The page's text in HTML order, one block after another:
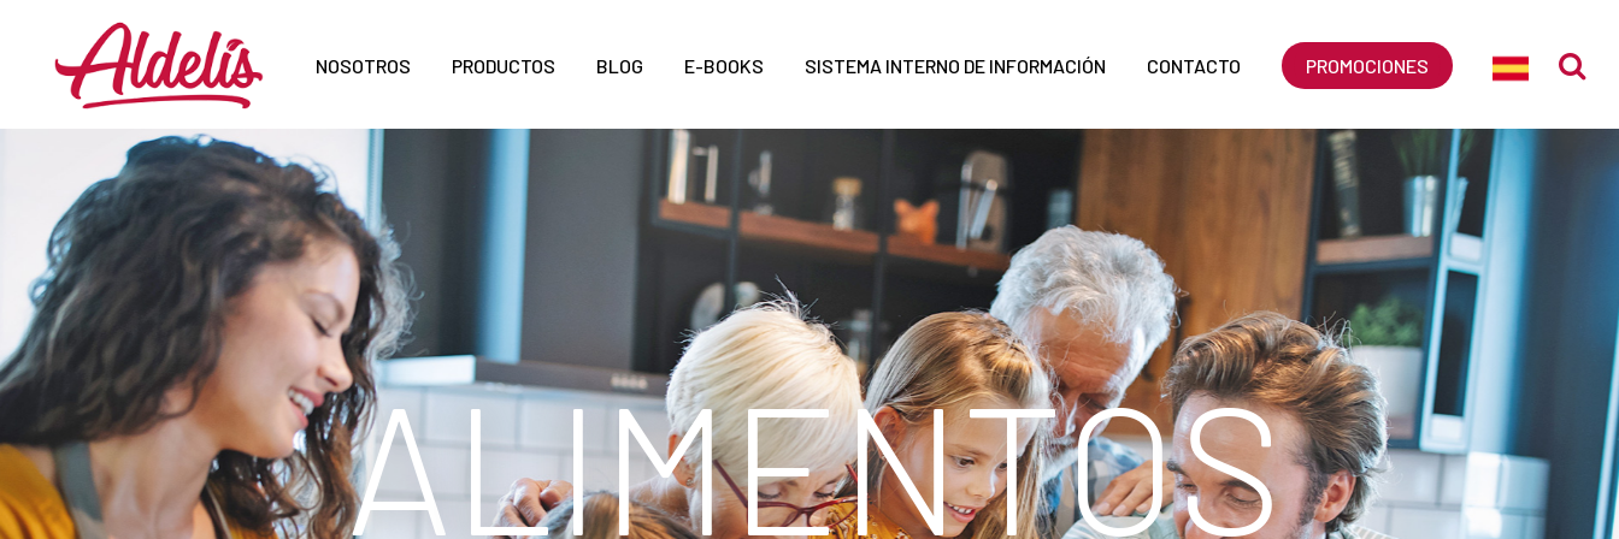
NOSOTROS PRODUCTOS BLOG E-BOOKS SISTEMA INTERNO DE INFORMACIÓN CONTACTO PROMOCIONES
ALIMENTOS